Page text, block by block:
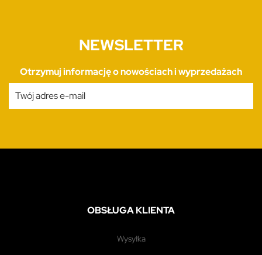
NEWSLETTER
Otrzymuj informację o nowościach i wyprzedażach
OBSŁUGA KLIENTA
wysyłka